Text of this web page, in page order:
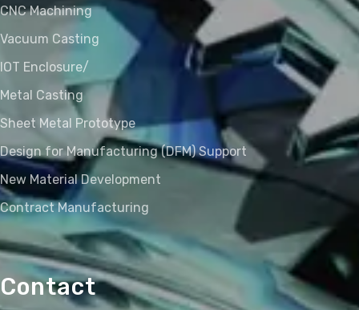
CNC Machining
Vacuum Casting
IOT Enclosure/
Metal Casting
Sheet Metal Prototype
Design for Manufacturing (DFM) Support
New Material Development
Contract Manufacturing
Contact